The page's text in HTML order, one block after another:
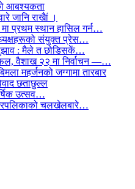
आबश्यकता
जानि राखैां ।
प्रथम स्थान हासिल गर्न…
संयुक्त प्रेस…
: मैले त छोडिसकें…
वैशाख २२ मा निर्वाचन —…
महर्जनको जग्गामा तारबार
छताछुल्ल
‌उत्सव…
चलखेलबारे…